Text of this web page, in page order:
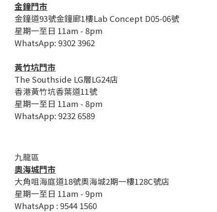
金鐘門市
金鐘道93號金鐘廊1樓Lab Concept D05-06號
星期一至日 11am - 8pm
WhatsApp: 9302 3962
黃竹坑門市
The Southside LG層LG24店
香港黃竹坑香葉道11號
星期一至日 11am - 8pm
WhatsApp: 9232 6589
九龍區
奧海城門市
大角咀海庭道18號奧海城2期一樓128C號店
星期一至日 11am - 9pm
WhatsApp : 9544 1560